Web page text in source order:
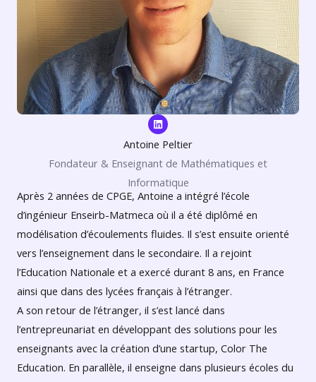
L
i
n
k
e
d
i
n
Antoine Peltier
Fondateur & Enseignant de Mathématiques et
Informatique
Après 2 années de CPGE, Antoine a intégré l’école
d’ingénieur Enseirb-Matmeca où il a été diplômé en
modélisation d’écoulements fluides. Il s’est ensuite orienté
vers l’enseignement dans le secondaire. Il a rejoint
l’Education Nationale et a exercé durant 8 ans, en France
ainsi que dans des lycées français à l’étranger.
A son retour de l’étranger, il s’est lancé dans
l’entrepreunariat en développant des solutions pour les
enseignants avec la création d’une startup, Color The
Education. En parallèle, il enseigne dans plusieurs écoles du